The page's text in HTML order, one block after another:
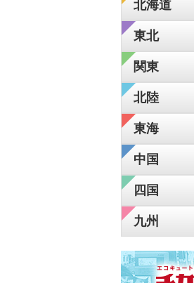
北海道
東北
関東
北陸
東海
中国
四国
九州